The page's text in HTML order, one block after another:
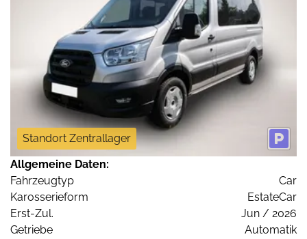
Standort Zentrallager
Allgemeine Daten:
Fahrzeugtyp
Car
Karosserieform
EstateCar
Erst-Zul.
Jun / 2026
Getriebe
Automatik